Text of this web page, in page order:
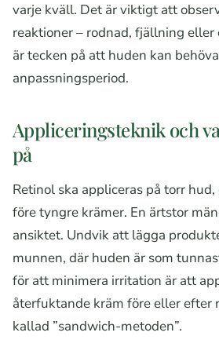
varje kväll. Det är viktigt att
reaktioner – rodnad, fjällning eller
är tecken på att huden kan
anpassningsperiod.
Appliceringsteknik och
på
Retinol ska appliceras på torr
före tyngre krämer. En ärtstor
ansiktet. Undvik att lägga
munnen, där huden är som
för att minimera irritation är att
återfuktande kräm före eller efter
kallad ”sandwich-metoden”.